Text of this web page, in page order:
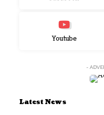
Youtube
-
Latest News